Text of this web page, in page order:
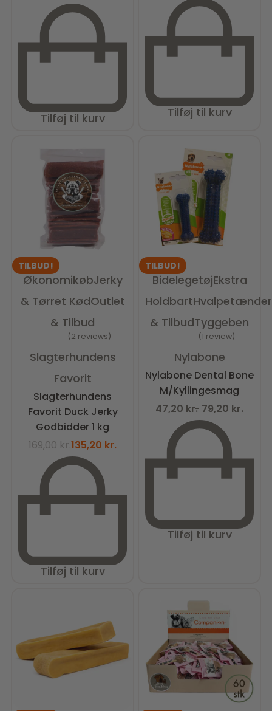
Tilføj til kurv Tilføj til kurv
TILBUD!
ØkonomikøbJerky
& Tørret KødOutlet
& Tilbud
2 reviews
Slagterhundens
Favorit
Slagterhundens
Favorit Duck Jerky
Godbidder 1 kg
169,00kr.135,20 kr.
Tilføj til kurv
TILBUD!
BidelegetøjEkstra
HoldbartHvalpetænder
& TilbudTyggeben
1 review
Nylabone
Nylabone Dental Bone
M/Kyllingesmag
47,20 kr. 79,20 kr.
Tilføj til kurv